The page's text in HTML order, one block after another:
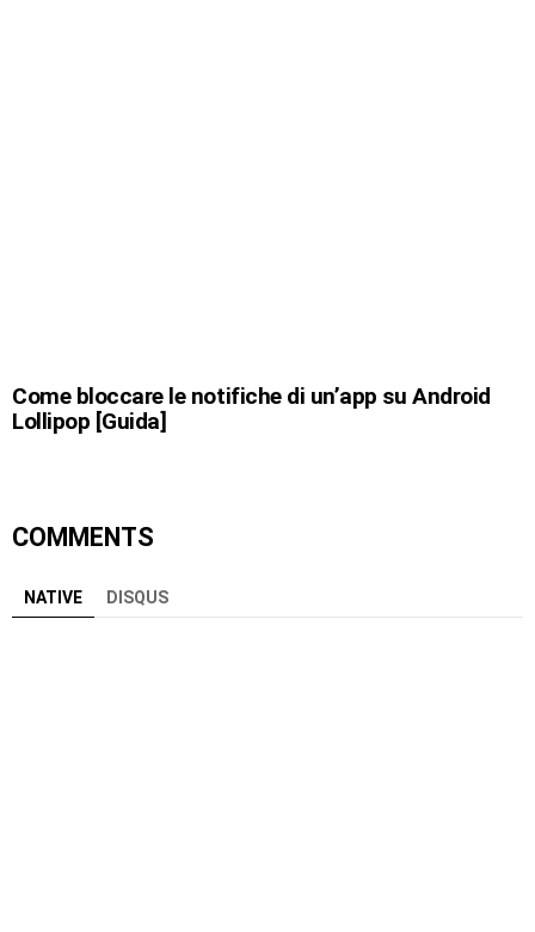
Come bloccare le notifiche di un’app su Android
Lollipop [Guida]
COMMENTS
NATIVE DISQUS